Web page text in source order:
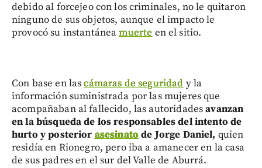
debido al forcejeo con los criminales, no le quitaron
ninguno de sus objetos, aunque el impacto le
provocó su instantáneamuerte en el sitio.
Con base en lascámaras de seguridad y la
información suministrada por las mujeres que
acompañaban al fallecido, las autoridadesavanzan
en la búsqueda de los responsables del intento de
hurto y posterior asesinatode Jorge Daniel, quien
residía en Rionegro, pero iba a amanecer en la casa
de sus padres en el sur del Valle de Aburrá.